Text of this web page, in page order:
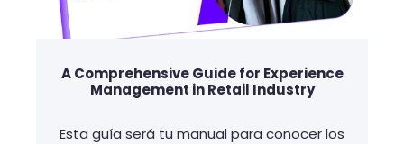
A Comprehensive Guide for Experience
Management in Retail Industry
Esta guía será tu manual para conocer los